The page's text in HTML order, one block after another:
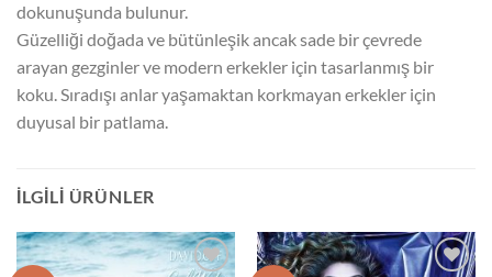
dokunuşunda bulunur.
Güzelliği doğada ve bütünleşik ancak sade bir çevrede
arayan gezginler ve modern erkekler için tasarlanmış bir
koku. Sıradışı anlar yaşamaktan korkmayan erkekler için
duyusal bir patlama.
İLGILI ÜRÜNLER